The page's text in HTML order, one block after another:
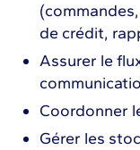
de crédit,
Assurer le
Coordonner
Gérer les